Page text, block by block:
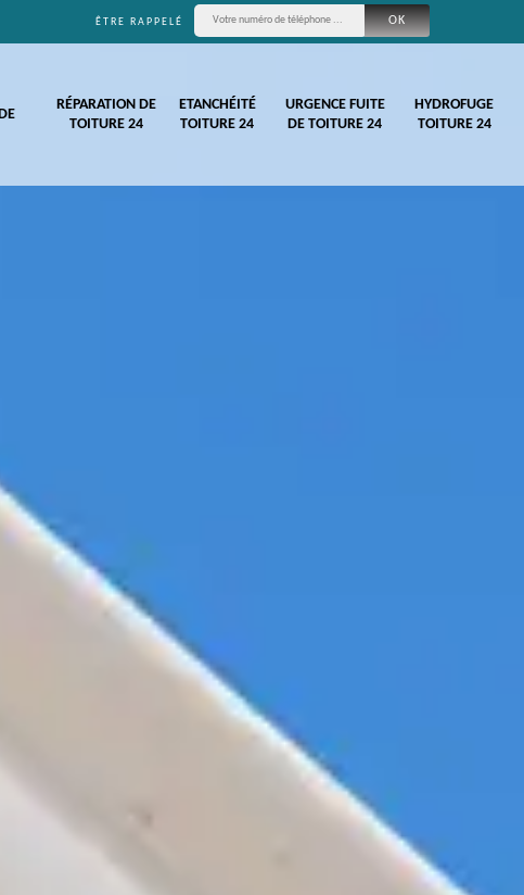
ÊTRE RAPPELÉ
RÉPARATION DE
TOITURE 24
ETANCHÉITÉ
TOITURE 24
URGENCE FUITE
DE TOITURE 24
HYDROFUGE
TOITURE 24